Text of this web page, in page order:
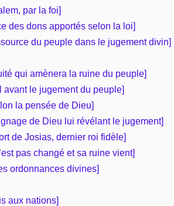
par la foi]
des dons apportés selon la loi]
du peuple dans le jugement divin]
qui amènera la ruine du peuple]
le jugement du peuple]
la pensée de Dieu]
de Dieu lui révélant le jugement]
de Josias, dernier roi fidèle]
pas changé et sa ruine vient]
ordonnances divines]
aux nations]